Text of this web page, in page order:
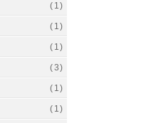
(1)
(1)
(1)
(3)
(1)
(1)